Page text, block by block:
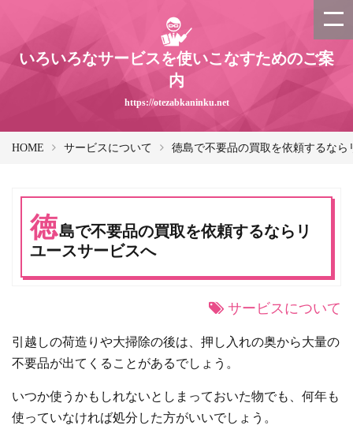
いろいろなサービスを使いこなすためのご案
内
https://otezabkaninku.net
HOME サービスについて 徳島で不要品の買取を依頼するなら
徳島で不要品の買取を依頼するならリ
ユースサービスへ
サービスについて
引越しの荷造りや大掃除の後は、押し入れの奥から大量の
不要品が出てくることがあるでしょう。
いつか使うかもしれないとしまっておいた物でも、何年も
使っていなければ処分した方がいいでしょう。